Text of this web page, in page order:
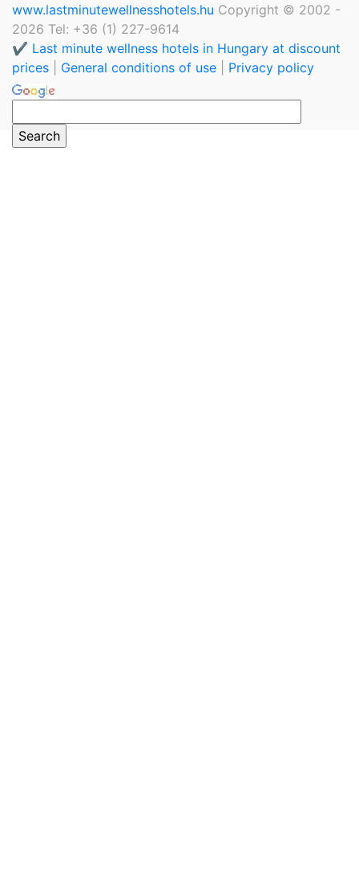
www.lastminutewellnesshotels.hu Copyright © 2002 -
2026 Tel: +36 (1) 227-9614
✔️ Last minute wellness hotels in Hungary at discount
prices
General conditions of use Privacy policy